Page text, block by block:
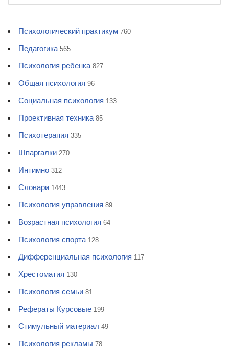
Психологический практикум 760
Педагогика 565
Психология ребенка 827
Общая психология 96
Социальная психология 133
Проективная техника 85
Психотерапия 335
Шпаргалки 270
Интимно 312
Словари 1443
Психология управления 89
Возрастная психология 64
Психология спорта 128
Дифференциальная психология 117
Хрестоматия 130
Психология семьи 81
Рефераты Курсовые 199
Стимульный материал 49
Психология рекламы 78